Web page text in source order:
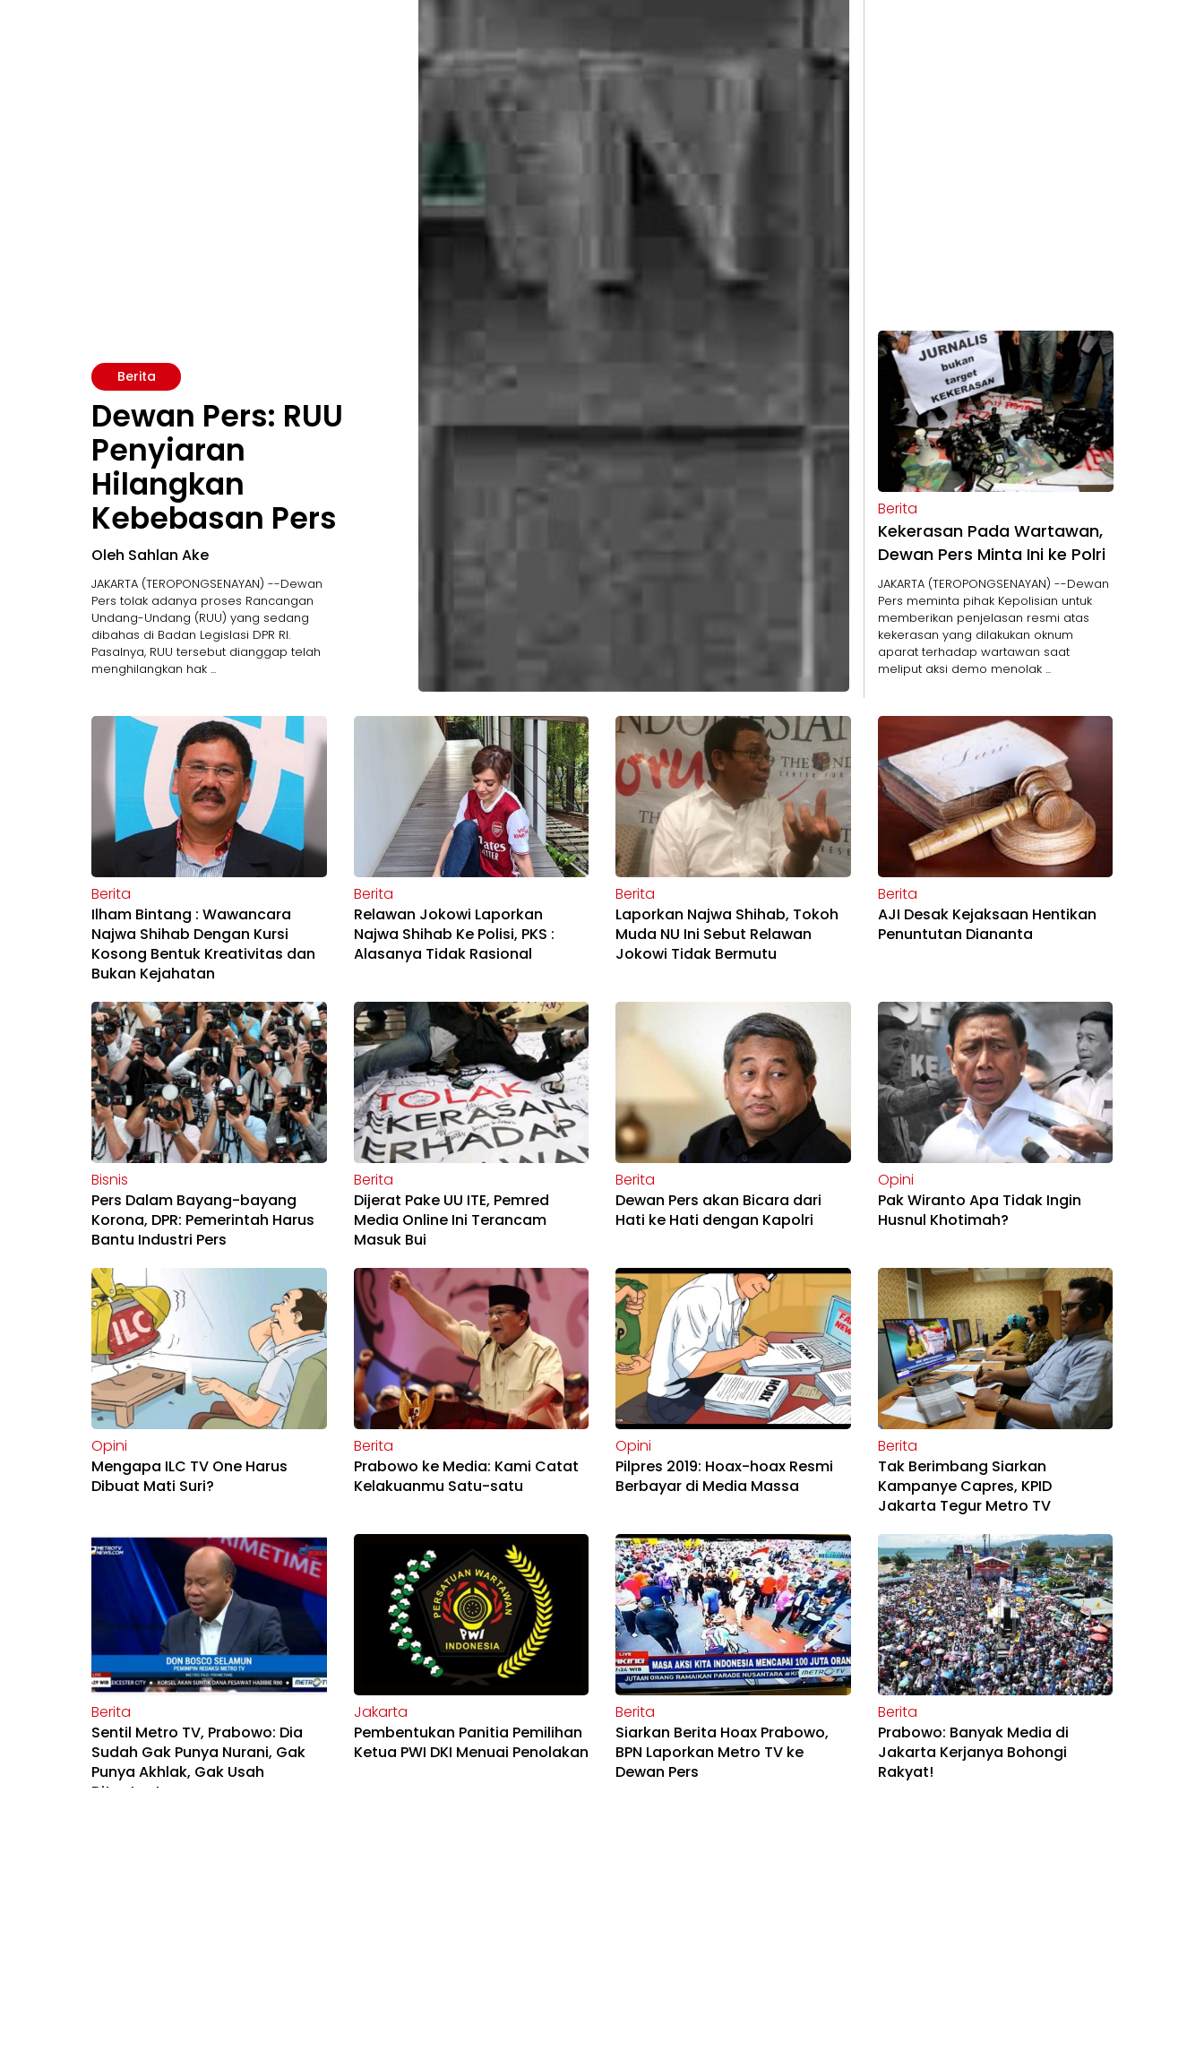
Berita
Dewan Pers: RUU
Penyiaran
Hilangkan
Kebebasan Pers
Oleh Sahlan Ake
JAKARTA (TEROPONGSENAYAN) --Dewan
Pers tolak adanya proses Rancangan
Undang-Undang (RUU) yang sedang
dibahas di Badan Legislasi DPR RI.
Pasalnya, RUU tersebut dianggap telah
menghilangkan hak ...
Berita
Kekerasan Pada Wartawan,
Dewan Pers Minta Ini ke Polri
JAKARTA (TEROPONGSENAYAN) --Dewan
Pers meminta pihak Kepolisian untuk
memberikan penjelasan resmi atas
kekerasan yang dilakukan oknum
aparat terhadap wartawan saat
meliput aksi demo menolak ...
Berita
Ilham Bintang : Wawancara
Najwa Shihab Dengan Kursi
Kosong Bentuk Kreativitas dan
Bukan Kejahatan
Berita
Relawan Jokowi Laporkan
Najwa Shihab Ke Polisi, PKS :
Alasanya Tidak Rasional
Berita
Laporkan Najwa Shihab, Tokoh
Muda NU Ini Sebut Relawan
Jokowi Tidak Bermutu
Berita
AJI Desak Kejaksaan Hentikan
Penuntutan Diananta
Bisnis
Pers Dalam Bayang-bayang
Korona, DPR: Pemerintah Harus
Bantu Industri Pers
Berita
Dijerat Pake UU ITE, Pemred
Media Online Ini Terancam
Masuk Bui
Berita
Dewan Pers akan Bicara dari
Hati ke Hati dengan Kapolri
Opini
Pak Wiranto Apa Tidak Ingin
Husnul Khotimah?
Opini
Mengapa ILC TV One Harus
Dibuat Mati Suri?
Berita
Prabowo ke Media: Kami Catat
Kelakuanmu Satu-satu
Opini
Pilpres 2019: Hoax-hoax Resmi
Berbayar di Media Massa
Berita
Tak Berimbang Siarkan
Kampanye Capres, KPID
Jakarta Tegur Metro TV
Berita
Sentil Metro TV, Prabowo: Dia
Sudah Gak Punya Nurani, Gak
Punya Akhlak, Gak Usah
Ditonton!
Jakarta
Pembentukan Panitia Pemilihan
Ketua PWI DKI Menuai Penolakan
Berita
Siarkan Berita Hoax Prabowo,
BPN Laporkan Metro TV ke
Dewan Pers
Berita
Prabowo: Banyak Media di
Jakarta Kerjanya Bohongi
Rakyat!